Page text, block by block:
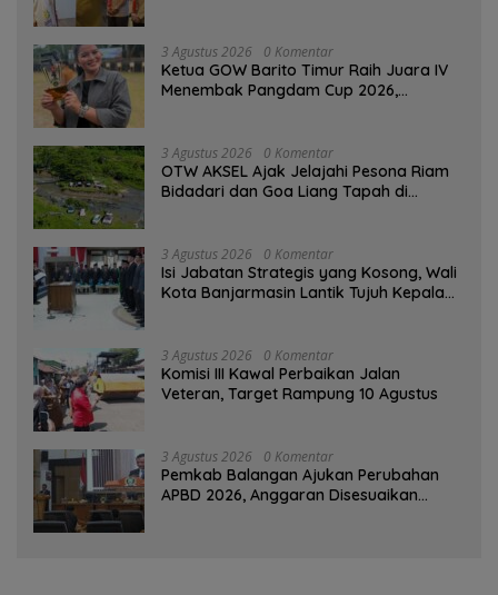
3 Agustus 2026 0 Komentar
Ketua GOW Barito Timur Raih Juara IV
Menembak Pangdam Cup 2026,
3 Agustus 2026 0 Komentar
OTW AKSEL Ajak Jelajahi Pesona Riam
Bidadari dan Goa Liang Tapah di
3 Agustus 2026 0 Komentar
Isi Jabatan Strategis yang Kosong, Wali
Kota Banjarmasin Lantik Tujuh Kepala
3 Agustus 2026 0 Komentar
Komisi III Kawal Perbaikan Jalan
Veteran, Target Rampung 10 Agustus
3 Agustus 2026 0 Komentar
Pemkab Balangan Ajukan Perubahan
APBD 2026, Anggaran Disesuaikan